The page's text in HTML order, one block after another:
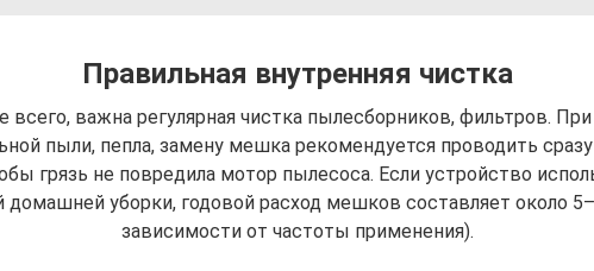
Правильная внутренняя чистка
всего, важна регулярная чистка пылесборников, фильтров. При
пыли, пепла, замену мешка рекомендуется проводить
грязь не повредила мотор пылесоса. Если устройство
домашней уборки, годовой расход мешков составляет около
зависимости от частоты применения).